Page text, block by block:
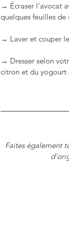
→ Écraser l’avocat
quelques feuilles de
→ Laver et couper
→ Dresser selon
citron et du yogourt
Faites également
d’